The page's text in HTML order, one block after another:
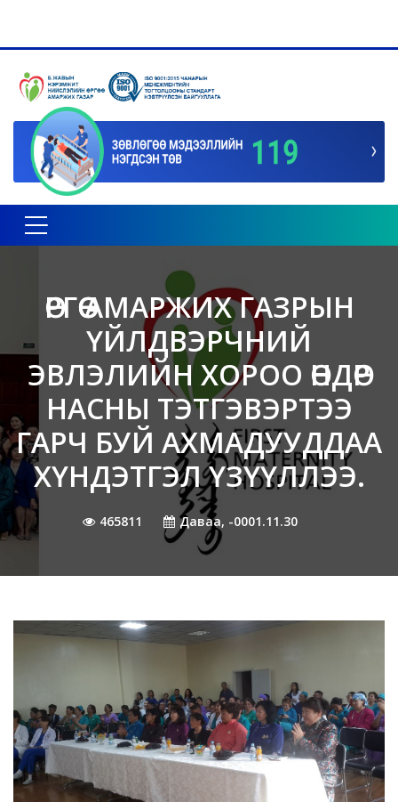
Toggle navigation
ӨРГӨӨ АМАРЖИХ ГАЗРЫН
ҮЙЛДВЭРЧНИЙ
ЭВЛЭЛИЙН ХОРОО ӨНДӨР
НАСНЫ ТЭТГЭВЭРТЭЭ
ГАРЧ БУЙ АХМАДУУДДАА
ХҮНДЭТГЭЛ ҮЗҮҮЛЛЭЭ.
465811 Даваа, -0001.11.30